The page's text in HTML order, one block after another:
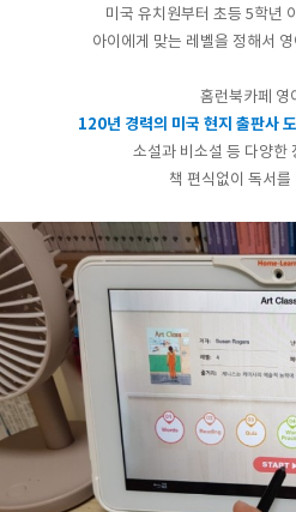
미국 유치원부터 초등 5학년
아이에게 맞는 레벨을 정해서
홈런북카페 영
120년 경력의 미국 현지 출판사
소설과 비소설 등 다양한
책 편식없이 독서를